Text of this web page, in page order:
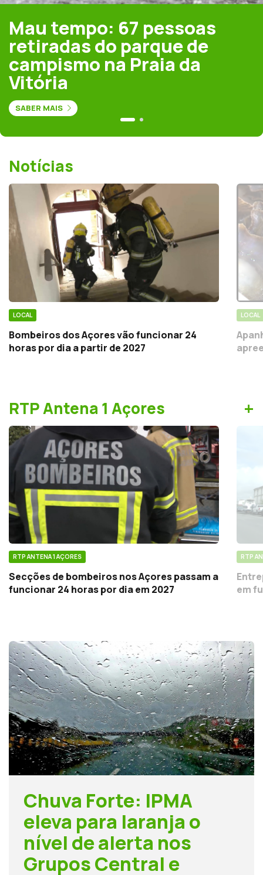
Mau tempo: 67 pessoas
retiradas do parque de
campismo na Praia da
Vitória
SABER MAIS
Notícias
LOCAL
Bombeiros dos Açores vão funcionar 24
horas por dia a partir de 2027
LOCAL
RTP Antena 1 Açores +
RTP ANTENA 1 AÇORES
Secções de bombeiros nos Açores passam a
funcionar 24 horas por dia em 2027
RTP
em
Chuva Forte: IPMA
eleva para laranja o
nível de alerta nos
Grupos Central e